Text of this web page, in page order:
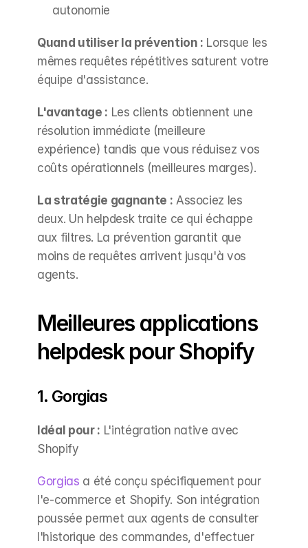
autonomie
Quand utiliser la prévention : Lorsque les
mêmes requêtes répétitives saturent votre
équipe d'assistance.
L'avantage : Les clients obtiennent une
résolution immédiate (meilleure
expérience) tandis que vous réduisez vos
coûts opérationnels (meilleures marges).
La stratégie gagnante : Associez les
deux. Un helpdesk traite ce qui échappe
aux filtres. La prévention garantit que
moins de requêtes arrivent jusqu'à vos
agents.
Meilleures applications
helpdesk pour Shopify
1. Gorgias
Idéal pour : L'intégration native avec
Shopify
Gorgias a été conçu spécifiquement pour
l'e-commerce et Shopify. Son intégration
poussée permet aux agents de consulter
l'historique des commandes, d'effectuer